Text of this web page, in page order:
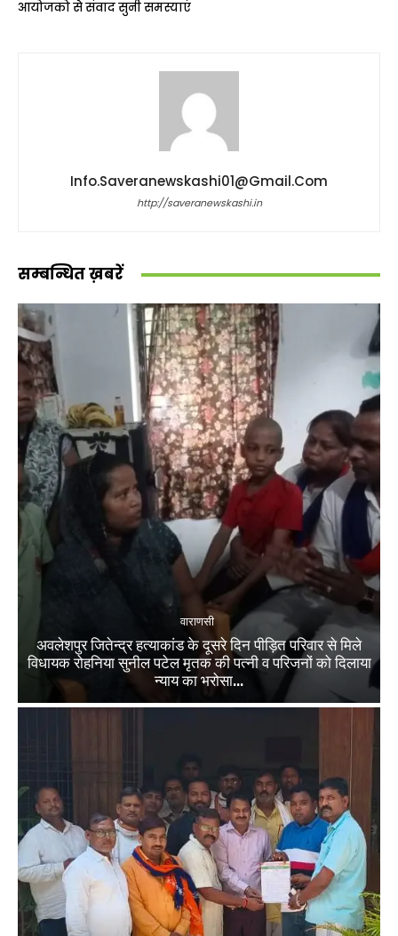
आयोजको से संवाद सुनी समस्याएं
Info.saveranewskashi01@gmail.com
http://saveranewskashi.in
सम्बन्धित ख़बरें
वाराणसी
अवलेशपुर जितेन्द्र हत्याकांड के दूसरे दिन पीड़ित परिवार से मिले
विधायक रोहनिया सुनील पटेल मृतक की पत्नी व परिजनों को दिलाया
न्याय का भरोसा...